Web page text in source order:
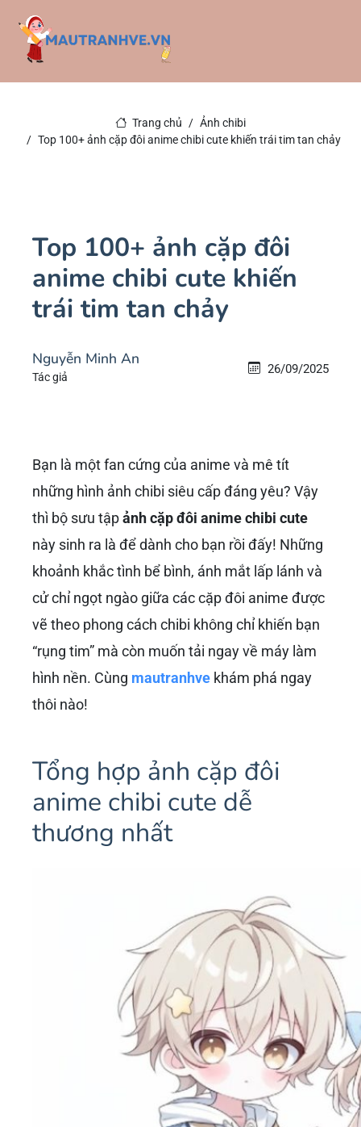
Trang chủ
Ảnh chibi
Top 100+ ảnh cặp đôi anime chibi cute khiến trái tim tan chảy
Top 100+ ảnh cặp đôi
anime chibi cute khiến
trái tim tan chảy
Nguyễn Minh An
Tác giả
26/09/2025
Bạn là một fan cứng của anime và mê tít
những hình ảnh chibi siêu cấp đáng yêu? Vậy
thì bộ sưu tậpảnh cặp đôi anime chibi cute
này sinh ra là để dành cho bạn rồi đấy! Những
khoảnh khắc tình bể bình, ánh mắt lấp lánh và
cử chỉ ngọt ngào giữa các cặp đôi anime được
vẽ theo phong cách chibi không chỉ khiến bạn
“rụng tim” mà còn muốn tải ngay về máy làm
hình nền. Cùng mautranhve khám phá ngay
thôi nào!
Tổng hợp ảnh cặp đôi
anime chibi cute dễ
thương nhất